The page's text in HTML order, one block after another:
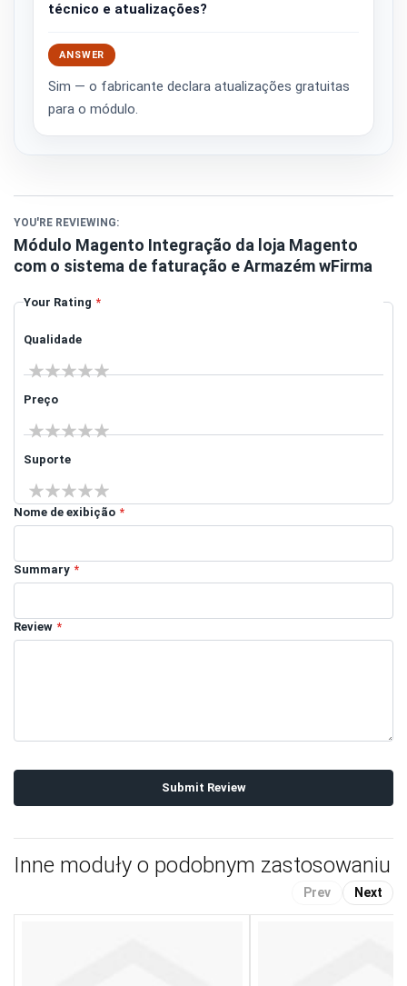
técnico e atualizações?
ANSWER
Sim — o fabricante declara atualizações gratuitas
para o módulo.
YOU'RE REVIEWING:
Módulo Magento Integração da loja Magento
com o sistema de faturação e Armazém wFirma
Your Rating
Qualidade
1 star2 stars
3 stars
4 stars5 stars
Preço
1 star2 stars
3 stars
4 stars5 stars
Suporte
1 star2 stars
3 stars
4 stars5 stars
Nome de exibição
Summary
Review
Submit Review
Inne moduły o podobnym zastosowaniu
Prev Next